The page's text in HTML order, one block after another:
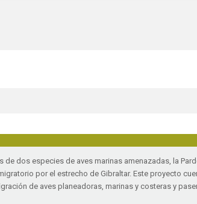
dos especies de aves marinas amenazadas, la
por el estrecho de Gibraltar. Este proyecto
de aves planeadoras, marinas y costeras y